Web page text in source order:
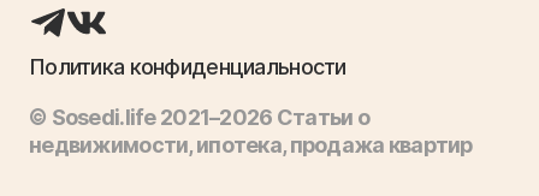
Политика конфиденциальности
© Sosedi.life 2021–2026 Статьи о
недвижимости, ипотека, продажа квартир